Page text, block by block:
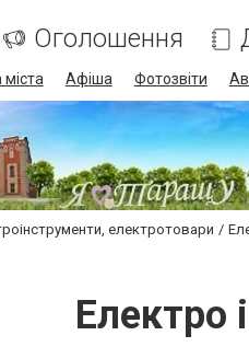
Оголошення
міста Афіша Фотозвіти
електротовари
Електро